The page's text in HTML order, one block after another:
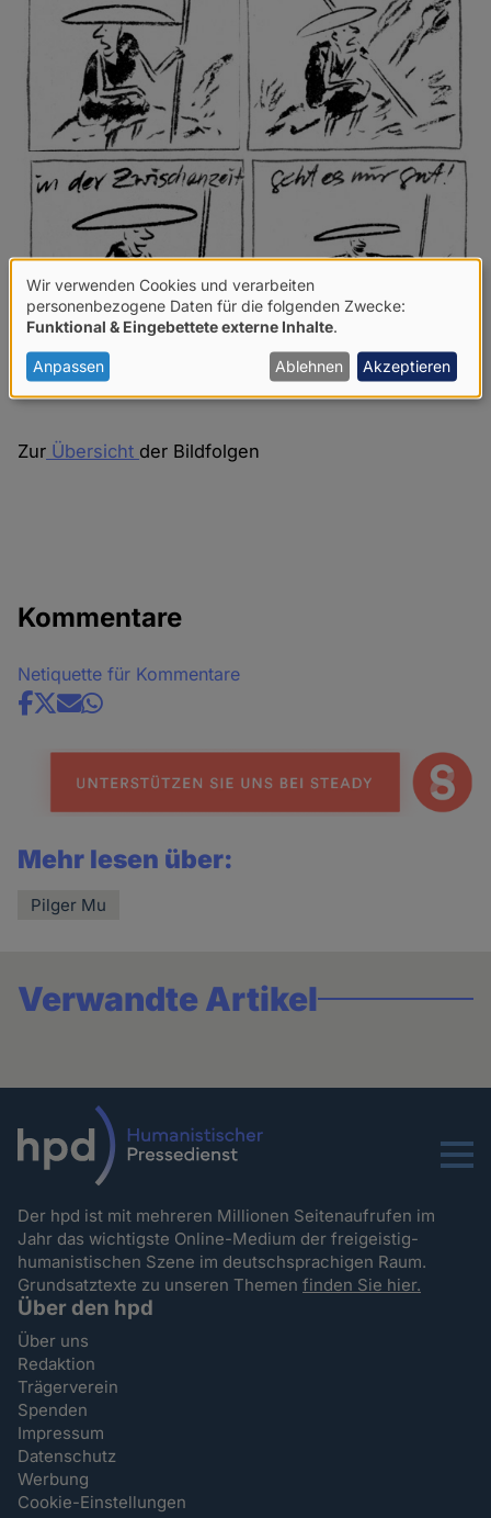
Zur Übersicht der Bildfolgen
Kommentare
Netiquette für Kommentare
Share
news
Mehr lesen über:
Pilger Mu
Verwandte Artikel
Menu
Der hpd ist mit mehreren Millionen Seitenaufrufen im
Jahr das wichtigste Online-Medium der freigeistig-
humanistischen Szene im deutschsprachigen Raum.
Grundsatztexte zu unseren Themenfinden Sie hier.
Über den hpd
Über uns
Redaktion
Trägerverein
Spenden
Impressum
Datenschutz
Werbung
Cookie-Einstellungen
Verwendung
von
personenbezogenen
Daten
Cookies
Wir verwenden Cookies und verarbeiten
personenbezogene Daten für die folgenden Zwecke:
Funktional & Eingebettete externe Inhalte
Anpassen Ablehnen Akzeptieren